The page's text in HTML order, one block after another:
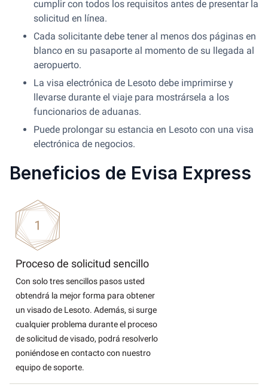
cumplir con todos los requisitos antes de presentar la
solicitud en línea.
Cada solicitante debe tener al menos dos páginas en
blanco en su pasaporte al momento de su llegada al
aeropuerto.
La visa electrónica de Lesoto debe imprimirse y
llevarse durante el viaje para mostrársela a los
funcionarios de aduanas.
Puede prolongar su estancia en Lesoto con una visa
electrónica de negocios.
Beneficios de Evisa Express
Proceso de solicitud sencillo
Con solo tres sencillos pasos usted
obtendrá la mejor forma para obtener
un visado de Lesoto. Además, si surge
cualquier problema durante el proceso
de solicitud de visado, podrá resolverlo
poniéndose en contacto con nuestro
equipo de soporte.